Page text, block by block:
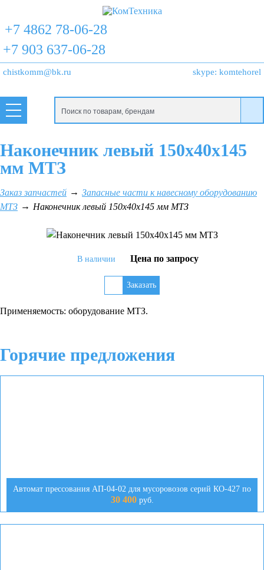
+7 4862 78-06-28
+7 903 637-06-28
chistkomm@bk.ru skype: komtehorel
Наконечник левый 150x40x145
мм МТЗ
Заказ запчастей
Запасные части к навесному оборудованию
МТЗ
Наконечник левый 150x40x145 мм МТЗ
В наличии Цена по запросу
Применяемость: оборудование МТЗ.
Горячие предложения
Автомат прессования АП-04-02 для мусоровозов серий КО-427 по
30 400руб.